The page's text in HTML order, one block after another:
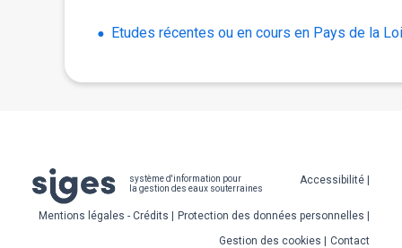
Etudes récentes ou en cours en Pays de la
système d'information pour
la gestion des eaux souterraines
Pied
de
page
Accessibilité
Mentions légales - Crédits
Protection des données personnelles
Gestion des cookies
Contact